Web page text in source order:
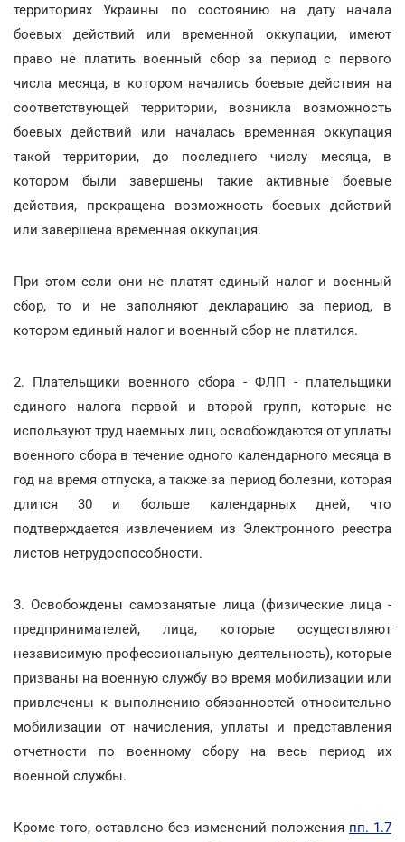
территориях Украины по состоянию на дату начала
боевых действий или временной оккупации, имеют
право не платить военный сбор за период с первого
числа месяца, в котором начались боевые действия на
соответствующей территории, возникла возможность
боевых действий или началась временная оккупация
такой территории, до последнего числу месяца, в
котором были завершены такие активные боевые
действия, прекращена возможность боевых действий
или завершена временная оккупация.
При этом если они не платят единый налог и военный
сбор, то и не заполняют декларацию за период, в
котором единый налог и военный сбор не платился.
2. Плательщики военного сбора - ФЛП - плательщики
единого налога первой и второй групп, которые не
используют труд наемных лиц, освобождаются от уплаты
военного сбора в течение одного календарного месяца в
год на время отпуска, а также за период болезни, которая
длится 30 и больше календарных дней, что
подтверждается извлечением из Электронного реестра
листов нетрудоспособности.
3. Освобождены самозанятые лица (физические лица -
предпринимателей, лица, которые осуществляют
независимую профессиональную деятельность), которые
призваны на военную службу во время мобилизации или
привлечены к выполнению обязанностей относительно
мобилизации от начисления, уплаты и представления
отчетности по военному сбору на весь период их
военной службы.
Кроме того, оставлено без изменений положения пп. 1.7